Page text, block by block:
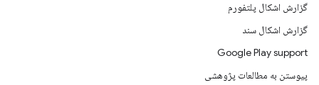
گزارش اشکال پلتفورم
گزارش اشکال سند
Google Play support
پیوستن به مطالعات پژوهشی